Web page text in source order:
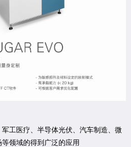
工医疗、半导体光伏、汽车制造、微
领域的得到广泛的应用